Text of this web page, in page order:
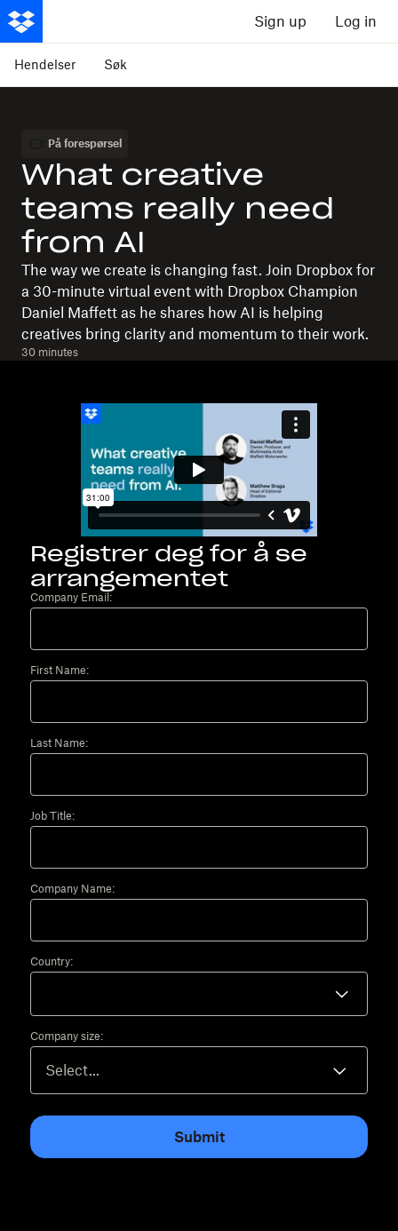
Sign up Log in
Hendelser Søk
På forespørsel
What creative
teams really need
from AI
The way we create is changing fast. Join Dropbox for
a 30-minute virtual event with Dropbox Champion
Daniel Maffett as he shares how AI is helping
creatives bring clarity and momentum to their work.
30 minutes
Registrer deg for å se
arrangementet
Company Email:
First Name:
Last Name:
Job Title:
Company Name:
Country:
Company size:
Submit